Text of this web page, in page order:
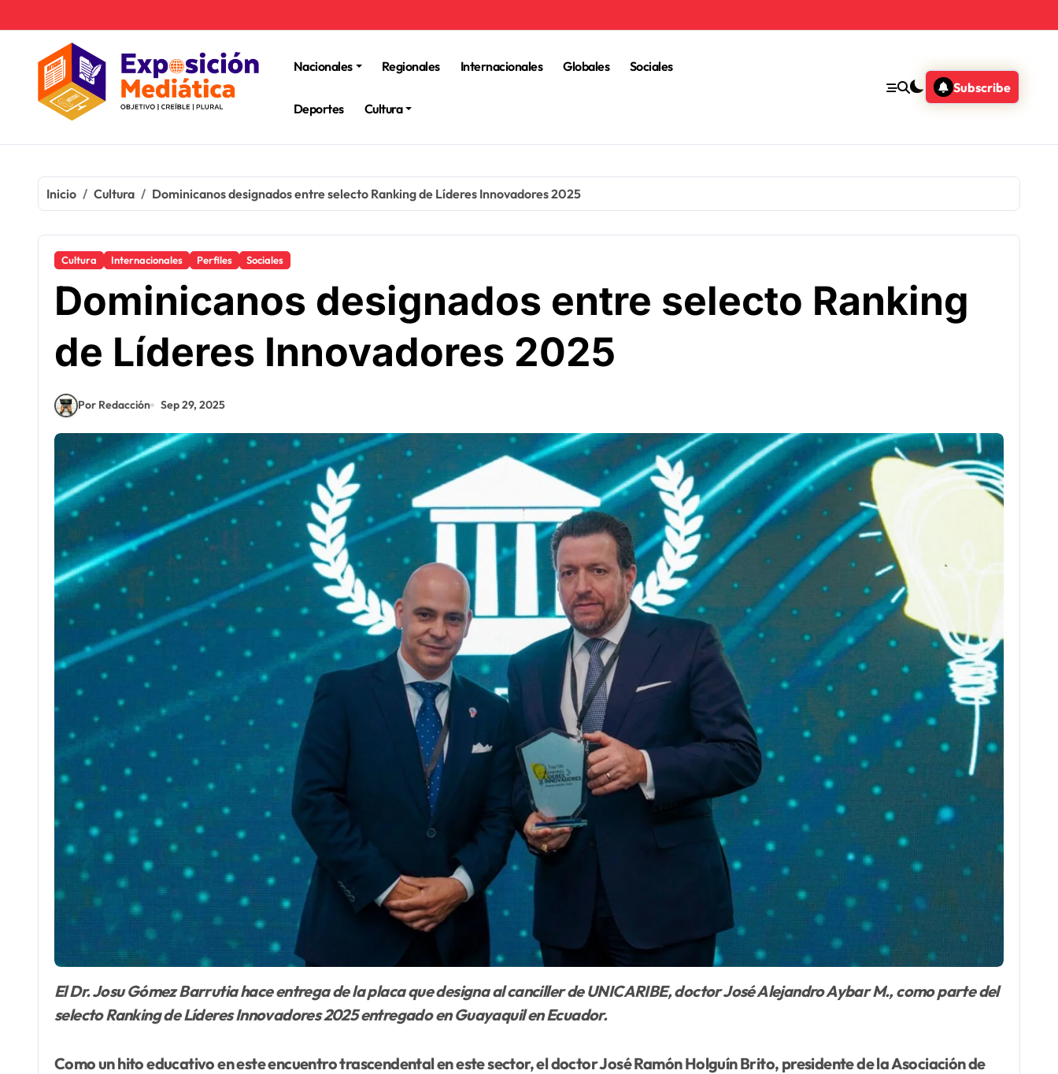
Nacionales
Regionales Internacionales Globales Sociales
Deportes Cultura
Subscribe
Inicio Cultura Dominicanos designados entre selecto Ranking de Líderes Innovadores 2025
Cultura Internacionales Perfiles Sociales
Dominicanos designados entre selecto Ranking
de Líderes Innovadores 2025
Por Redacción Sep 29, 2025
El Dr. Josu Gómez Barrutia hace entrega de la placa que designa al canciller de UNICARIBE, doctor José Alejandro Aybar M., como parte del
selecto Ranking de Líderes Innovadores 2025 entregado en Guayaquil en Ecuador.
Como un hito educativo en este encuentro trascendental en este sector, el doctor José Ramón HolguínBrito, presidente de la Asociación de